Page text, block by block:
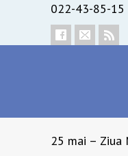
022-43-85-15
25 mai – Ziua